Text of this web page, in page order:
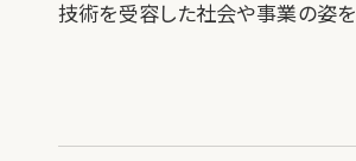
技術を受容した社会や事業の姿を